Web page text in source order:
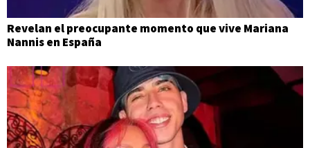
Revelan el preocupante momento que vive Mariana
Nannis en España